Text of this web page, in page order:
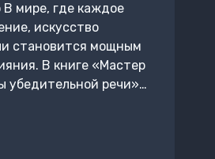
мире, где каждое
искусство
становится мощным
В книге «Мастер
убедительной речи»…